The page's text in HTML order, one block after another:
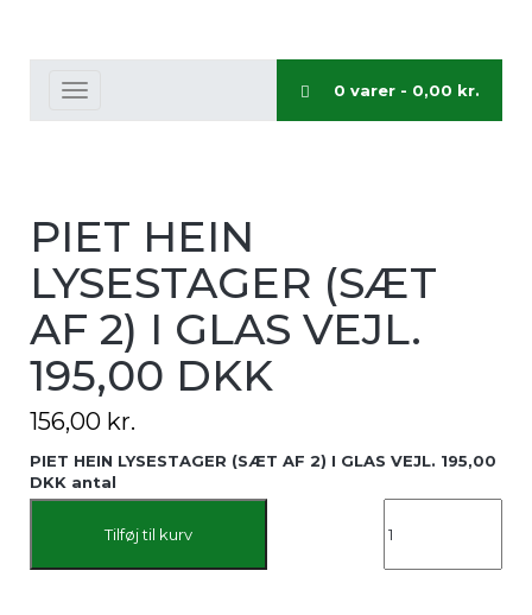
0 varer - 0,00 kr.
Toggle
PIET HEIN
LYSESTAGER (SÆT
AF 2) I GLAS VEJL.
195,00 DKK
156,00 kr.
PIET HEIN LYSESTAGER (SÆT AF 2) I GLAS VEJL. 195,00
DKK antal
Tilføj til kurv